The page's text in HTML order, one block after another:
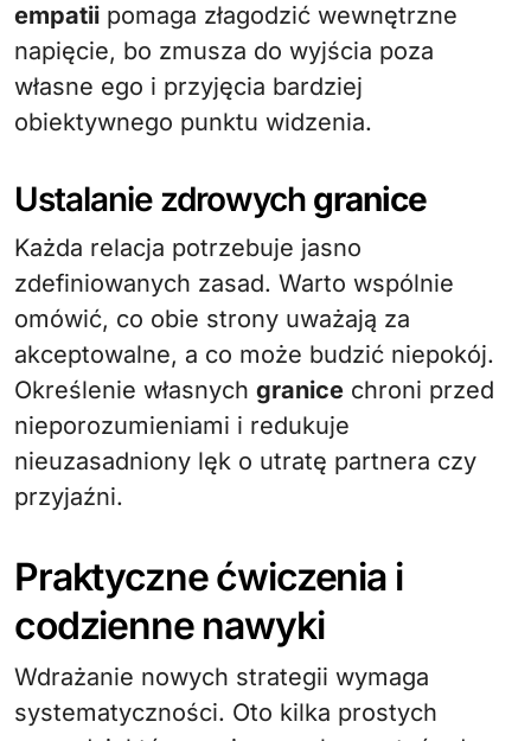
empatii pomaga złagodzić wewnętrzne
napięcie, bo zmusza do wyjścia poza
własne ego i przyjęcia bardziej
obiektywnego punktu widzenia.
Ustalanie zdrowych granice
Każda relacja potrzebuje jasno
zdefiniowanych zasad. Warto wspólnie
omówić, co obie strony uważają za
akceptowalne, a co może budzić niepokój.
Określenie własnych granice chroni przed
nieporozumieniami i redukuje
nieuzasadniony lęk o utratę partnera czy
przyjaźni.
Praktyczne ćwiczenia i
codzienne nawyki
Wdrażanie nowych strategii wymaga
systematyczności. Oto kilka prostych